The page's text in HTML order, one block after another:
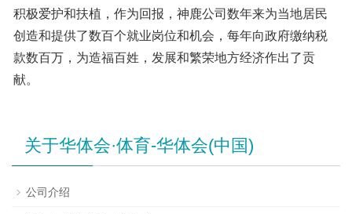
积极爱护和扶植，作为回报，神鹿公司数年来为当地居民
创造和提供了数百个就业岗位和机会，每年向政府缴纳税
款数百万，为造福百姓，发展和繁荣地方经济作出了贡
献。
关于华体会·体育-华体会(中国)
公司介绍